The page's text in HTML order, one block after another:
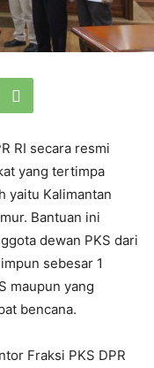
RI secara resmi
yang tertimpa
yaitu Kalimantan
Bantuan ini
dewan PKS dari
sebesar 1
maupun yang
bencana.
Fraksi PKS DPR